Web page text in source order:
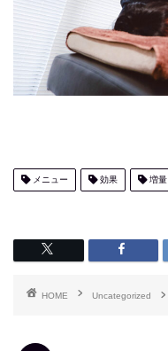
メニュー 効果 増量
HOME Uncategorized